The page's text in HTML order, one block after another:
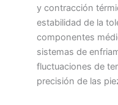
y contracción
estabilidad de la
componentes
sistemas de
fluctuaciones de
precisión de las